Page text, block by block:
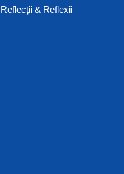
Reflecții & Reflexii